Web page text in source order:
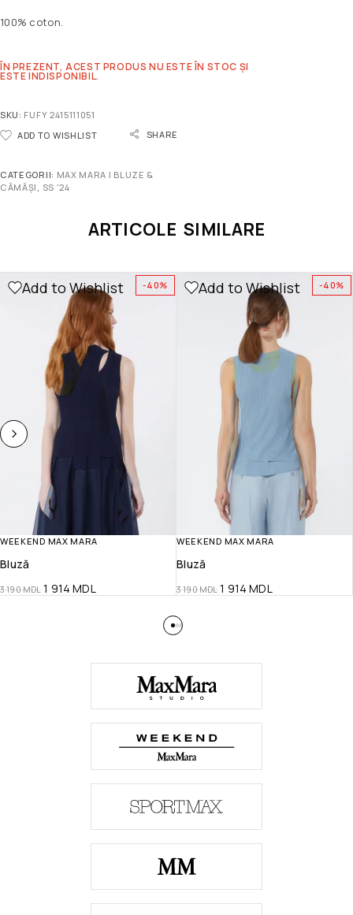
100% coton.
ÎN PREZENT, ACEST PRODUS NU ESTE ÎN STOC ȘI
ESTE INDISPONIBIL.
SKU: FUFY 2415111051
ADD TO WISHLIST
SHARE
CATEGORII: MAX MARA | BLUZE &
CĂMĂȘI , SS '24
ARTICOLE SIMILARE
-40%
Add to Wishlist
WEEKEND MAX MARA
Bluză
3 190MDL 1 914MDL
-40%
Add to Wishlist
WEEKEND MAX MARA
Bluză
3 190MDL 1 914MDL